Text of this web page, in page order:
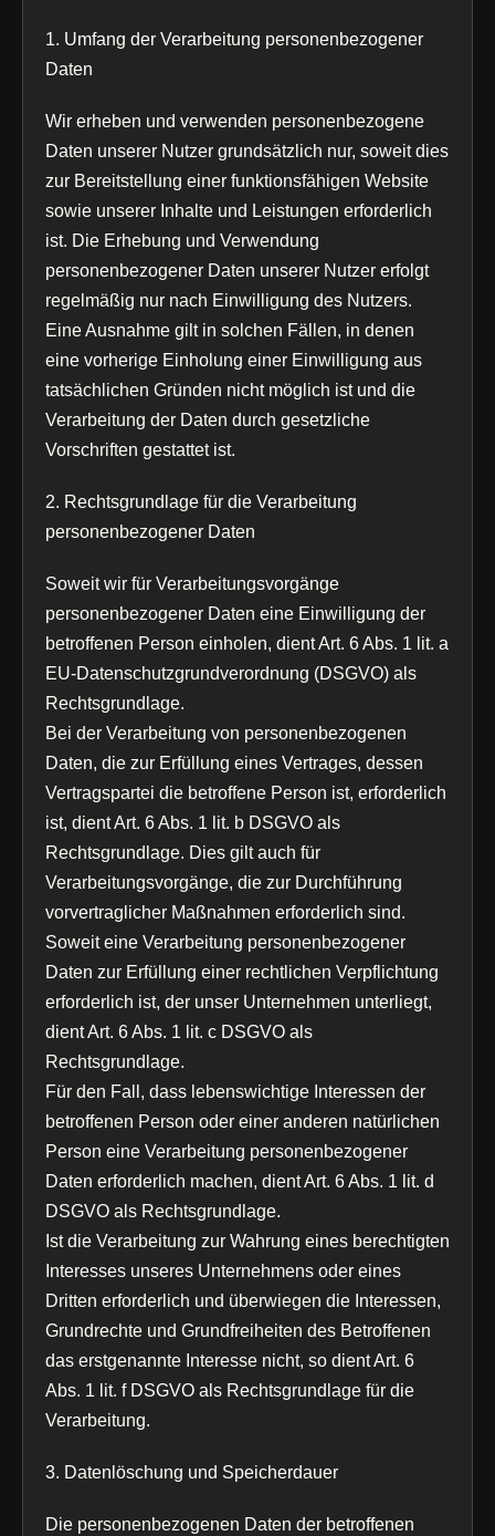
1. Umfang der Verarbeitung personenbezogener
Daten
Wir erheben und verwenden personenbezogene
Daten unserer Nutzer grundsätzlich nur, soweit dies
zur Bereitstellung einer funktionsfähigen Website
sowie unserer Inhalte und Leistungen erforderlich
ist. Die Erhebung und Verwendung
personenbezogener Daten unserer Nutzer erfolgt
regelmäßig nur nach Einwilligung des Nutzers.
Eine Ausnahme gilt in solchen Fällen, in denen
eine vorherige Einholung einer Einwilligung aus
tatsächlichen Gründen nicht möglich ist und die
Verarbeitung der Daten durch gesetzliche
Vorschriften gestattet ist.
2. Rechtsgrundlage für die Verarbeitung
personenbezogener Daten
Soweit wir für Verarbeitungsvorgänge
personenbezogener Daten eine Einwilligung der
betroffenen Person einholen, dient Art. 6 Abs. 1 lit. a
EU-Datenschutzgrundverordnung (DSGVO) als
Rechtsgrundlage.
Bei der Verarbeitung von personenbezogenen
Daten, die zur Erfüllung eines Vertrages, dessen
Vertragspartei die betroffene Person ist, erforderlich
ist, dient Art. 6 Abs. 1 lit. b DSGVO als
Rechtsgrundlage. Dies gilt auch für
Verarbeitungsvorgänge, die zur Durchführung
vorvertraglicher Maßnahmen erforderlich sind.
Soweit eine Verarbeitung personenbezogener
Daten zur Erfüllung einer rechtlichen Verpflichtung
erforderlich ist, der unser Unternehmen unterliegt,
dient Art. 6 Abs. 1 lit. c DSGVO als
Rechtsgrundlage.
Für den Fall, dass lebenswichtige Interessen der
betroffenen Person oder einer anderen natürlichen
Person eine Verarbeitung personenbezogener
Daten erforderlich machen, dient Art. 6 Abs. 1 lit. d
DSGVO als Rechtsgrundlage.
Ist die Verarbeitung zur Wahrung eines berechtigten
Interesses unseres Unternehmens oder eines
Dritten erforderlich und überwiegen die Interessen,
Grundrechte und Grundfreiheiten des Betroffenen
das erstgenannte Interesse nicht, so dient Art. 6
Abs. 1 lit. f DSGVO als Rechtsgrundlage für die
Verarbeitung.
3. Datenlöschung und Speicherdauer
Die personenbezogenen Daten der betroffenen